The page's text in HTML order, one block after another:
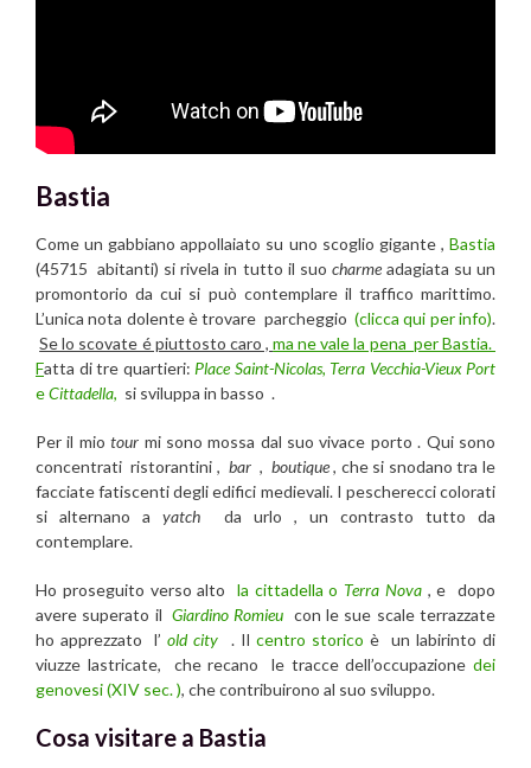
Bastia
Come un gabbiano appollaiato su uno scoglio gigante , Bastia
(45715 abitanti) si rivela in tutto il suo charme adagiata su un
promontorio da cui si può contemplare il traffico marittimo.
L’unica nota dolente è trovare parcheggio(clicca qui per info).
Se lo scovate é piuttosto caro ,ma ne vale la pena per Bastia.
Fatta di tre quartieri: Place Saint-Nicolas, Terra Vecchia-Vieux Port
eCittadella, si sviluppa in basso .
Per il miotour mi sono mossa dal suo vivace porto . Qui sono
concentrati ristorantini , bar , boutique, che si snodano tra le
facciate fatiscenti degli edifici medievali. I pescherecci colorati
si alternano a yatch da urlo , un contrasto tutto da
contemplare.
Ho proseguito verso alto la cittadella o Terra Nova, e dopo
avere superato ilGiardino Romieu con le sue scale terrazzate
ho apprezzato l’old city . Il centro storico è un labirinto di
viuzze lastricate, che recano le tracce dell’occupazione dei
genovesi (XIV sec. ), che contribuirono al suo sviluppo.
Cosa visitare a Bastia